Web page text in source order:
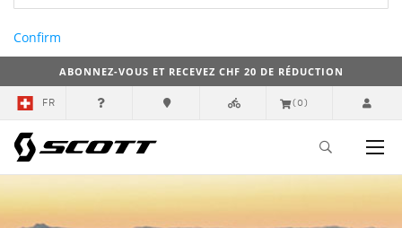
Confirm
ABONNEZ-VOUS ET RECEVEZ CHF 20 DE RÉDUCTION
FR (0)